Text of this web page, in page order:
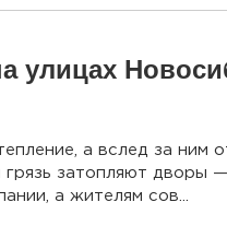
улицах
а вслед за ним
затопляют дворы
а жителям сов...